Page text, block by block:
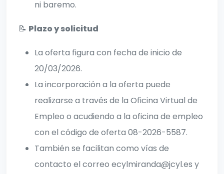
ni baremo.
📝 Plazo y solicitud
La oferta figura con fecha de inicio de
20/03/2026.
La incorporación a la oferta puede
realizarse a través de la Oficina Virtual de
Empleo o acudiendo a la oficina de empleo
con el código de oferta 08-2026-5587.
También se facilitan como vías de
contacto el correo ecylmiranda@jcyl.es y